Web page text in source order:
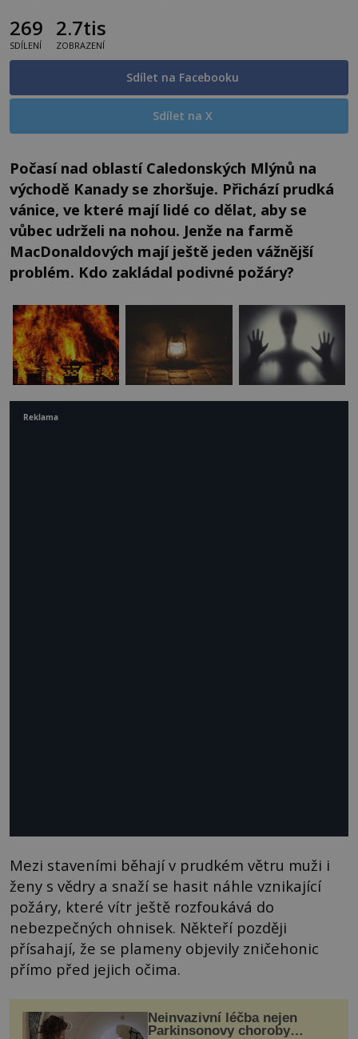
269
SDÍLENÍ
2.7tis
ZOBRAZENÍ
Sdílet na Facebooku
Sdílet na X
Počasí nad oblastí Caledonských Mlýnů na
východě Kanady se zhoršuje. Přichází prudká
vánice, ve které mají lidé co dělat, aby se
vůbec udrželi na nohou. Jenže na farmě
MacDonaldových mají ještě jeden vážnější
problém. Kdo zakládal podivné požáry?
Mezi staveními běhají v prudkém větru muži i
ženy s vědry a snaží se hasit náhle vznikající
požáry, které vítr ještě rozfoukává do
nebezpečných ohnisek. Někteří později
přísahají, že se plameny objevily zničehonic
přímo před jejich očima.
Neinvazivní léčba nejen
Parkinsonovy choroby
Reklama